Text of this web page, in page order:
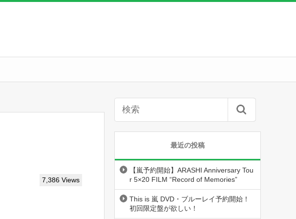
7,386 Views
最近の投稿
【嵐予約開始】ARASHI Anniversary Tou
r 5×20 FILM “Record of Memories”
This is 嵐 DVD・ブルーレイ予約開始！
初回限定盤が欲しい！